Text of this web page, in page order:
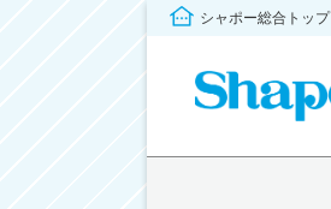
シャポー総合トップ